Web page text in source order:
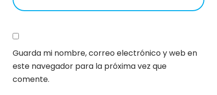
Guarda mi nombre, correo electrónico y web en
este navegador para la próxima vez que
comente.